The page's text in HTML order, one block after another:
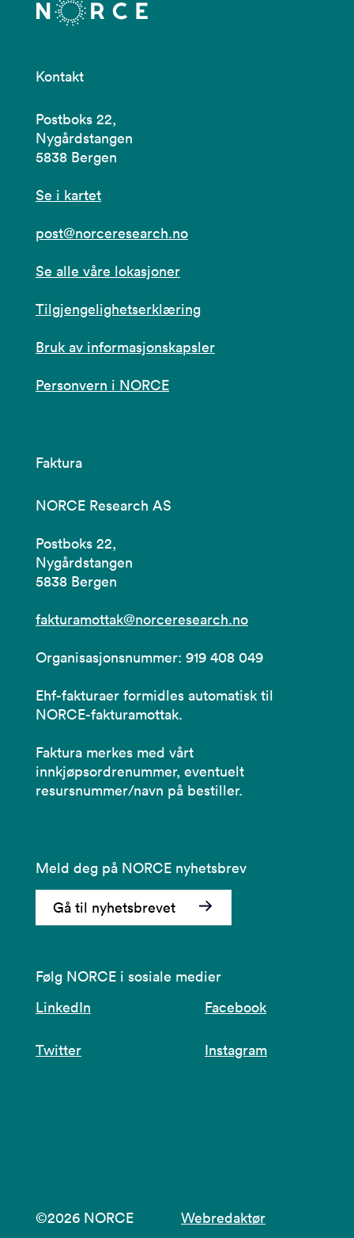
Kontakt
Postboks 22,
Nygårdstangen
5838 Bergen
Se i kartet
post@norceresearch.no
Se alle våre lokasjoner
Tilgjengelighetserklæring
Bruk av informasjonskapsler
Personvern i NORCE
Faktura
NORCE Research AS
Postboks 22,
Nygårdstangen
5838 Bergen
fakturamottak@norceresearch.no
Organisasjonsnummer: 919 408 049
Ehf-fakturaer formidles automatisk til
NORCE-fakturamottak.
Faktura merkes med vårt
innkjøpsordrenummer, eventuelt
resursnummer/navn på bestiller.
Meld deg på NORCE nyhetsbrev
Gå til nyhetsbrevet
Følg NORCE i sosiale medier
LinkedIn
Facebook
Twitter Instagram
©2026 NORCE Webredaktør